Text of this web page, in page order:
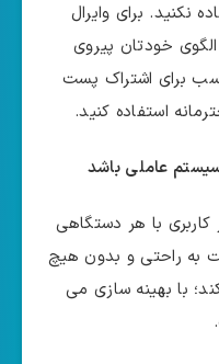
نکنید. برای وایرال
خودتان پیروی
برای اشتراک پست
استفاده کنید.
با هر دستگاهی
به راحتی و بدون هیچ
با بهینه سازی می